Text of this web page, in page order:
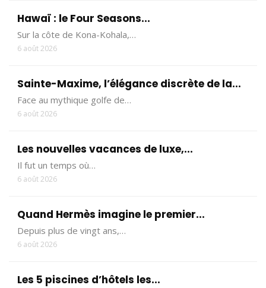
Hawaï : le Four Seasons...
Sur la côte de Kona-Kohala,…
6 août 2026
Sainte-Maxime, l’élégance discrète de la...
Face au mythique golfe de…
6 août 2026
Les nouvelles vacances de luxe,...
Il fut un temps où…
6 août 2026
Quand Hermès imagine le premier...
Depuis plus de vingt ans,…
6 août 2026
Les 5 piscines d’hôtels les...